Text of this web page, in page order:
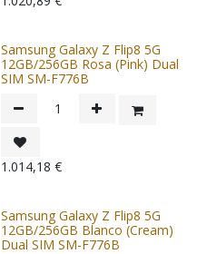
Samsung Galaxy Z Flip8 5G
12GB/256GB Rosa (Pink) Dual
SIM SM-F776B
1.014,18 €
Samsung Galaxy Z Flip8 5G
12GB/256GB Blanco (Cream)
Dual SIM SM-F776B